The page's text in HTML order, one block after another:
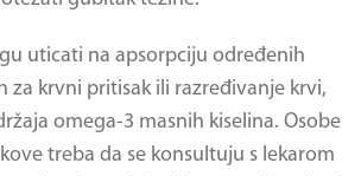
uticati na apsorpciju određenih
za krvni pritisak ili razređivanje krvi,
omega-3 masnih kiselina. Osobe
treba da se konsultuju s lekarom